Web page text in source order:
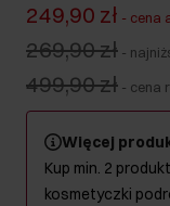
249,90 zł - cena
269,90 zł -
499,90 zł - cena
Więcej
Kup min. 2
kosmetyczki